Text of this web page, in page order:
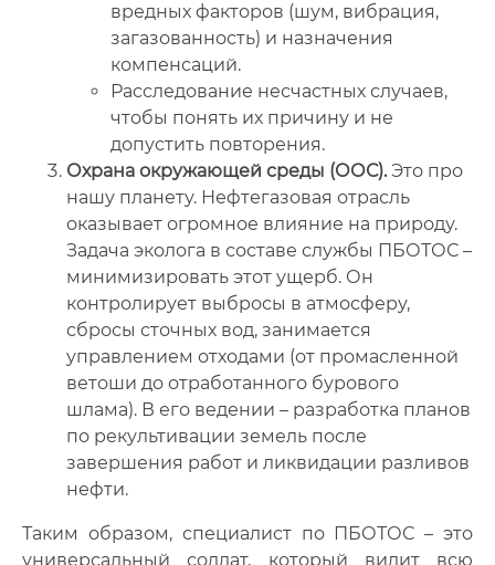
вредных факторов (шум, вибрация,
загазованность) и назначения
компенсаций.
Расследование несчастных случаев,
чтобы понять их причину и не
допустить повторения.
Охрана окружающей среды (ООС).Это про
нашу планету. Нефтегазовая отрасль
оказывает огромное влияние на природу.
Задача эколога в составе службы ПБОТОС –
минимизировать этот ущерб. Он
контролирует выбросы в атмосферу,
сбросы сточных вод, занимается
управлением отходами (от промасленной
ветоши до отработанного бурового
шлама). В его ведении – разработка планов
по рекультивации земель после
завершения работ и ликвидации разливов
нефти.
Таким образом, специалист по ПБОТОС – это
универсальный солдат, который видит всю